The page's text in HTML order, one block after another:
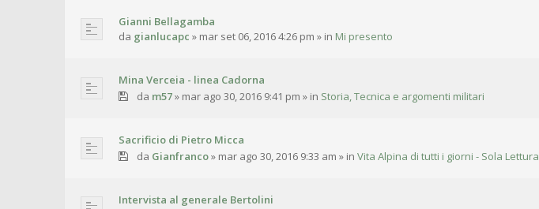
Gianni Bellagamba
da gianlucapc » mar set 06, 2016 4:26 pm » in Mi presento
Mina Verceia - linea Cadorna
da m57» mar ago 30, 2016 9:41 pm » in Storia, Tecnica e argomenti militari
Sacrificio di Pietro Micca
da Gianfranco» mar ago 30, 2016 9:33 am » in Vita Alpina di tutti i giorni - Sola Lettura
Intervista al generale Bertolini